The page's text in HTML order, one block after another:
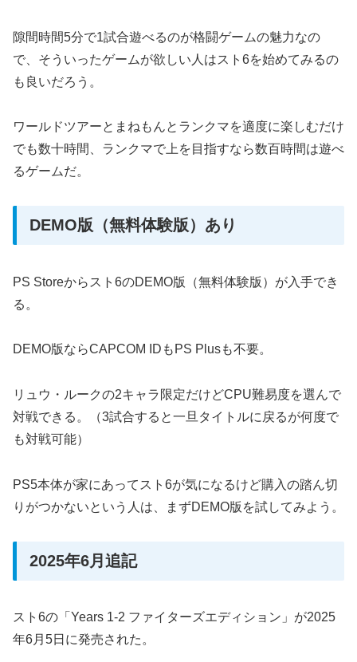
隙間時間5分で1試合遊べるのが格闘ゲームの魅力なの
で、そういったゲームが欲しい人はスト6を始めてみるの
も良いだろう。
ワールドツアーとまねもんとランクマを適度に楽しむだけ
でも数十時間、ランクマで上を目指すなら数百時間は遊べ
るゲームだ。
DEMO版（無料体験版）あり
PS Storeからスト6のDEMO版（無料体験版）が入手でき
る。
DEMO版ならCAPCOM IDもPS Plusも不要。
リュウ・ルークの2キャラ限定だけどCPU難易度を選んで
対戦できる。（3試合すると一旦タイトルに戻るが何度で
も対戦可能）
PS5本体が家にあってスト6が気になるけど購入の踏ん切
りがつかないという人は、まずDEMO版を試してみよう。
2025年6月追記
スト6の「Years 1-2 ファイターズエディション」が2025
年6月5日に発売された。